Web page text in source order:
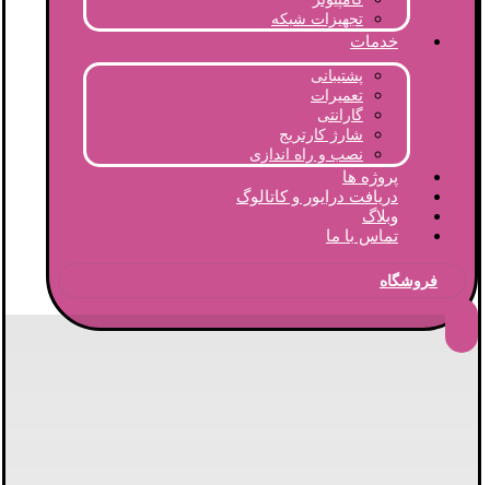
تجهیزات شبکه
خدمات
پشتیبانی
تعمیرات
گارانتی
شارژ کارتریج
نصب و راه اندازی
پروژه ها
دریافت درایور و کاتالوگ
وبلاگ
تماس با ما
فروشگاه